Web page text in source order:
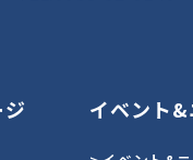
イベント